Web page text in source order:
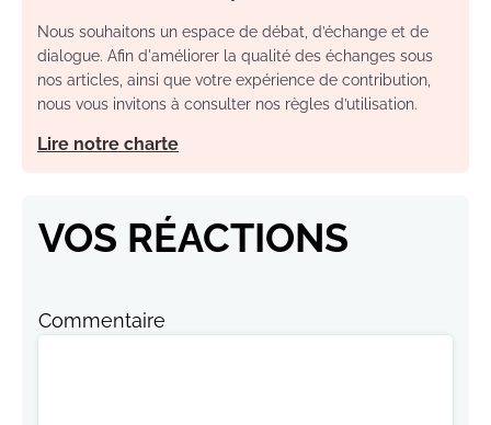
Nous souhaitons un espace de débat, d’échange et de
dialogue. Afin d'améliorer la qualité des échanges sous
nos articles, ainsi que votre expérience de contribution,
nous vous invitons à consulter nos règles d’utilisation.
Lire notre charte
VOS RÉACTIONS
Commentaire